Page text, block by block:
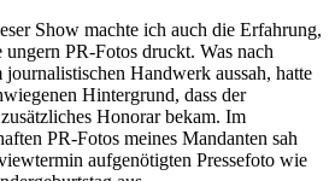
Show machte ich auch die Erfahrung,
ungern PR-Fotos druckt. Was nach
Handwerk aussah, hatte
Hintergrund, dass der
Honorar bekam. Im
PR-Fotos meines Mandanten sah
aufgenötigten Pressefoto wie